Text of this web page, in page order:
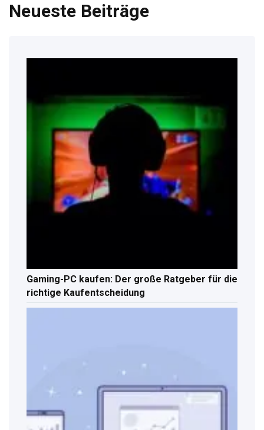
Neueste Beiträge
Gaming-PC kaufen: Der große Ratgeber für die
richtige Kaufentscheidung